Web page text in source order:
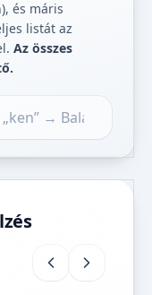
és máris
listát az
Az összes